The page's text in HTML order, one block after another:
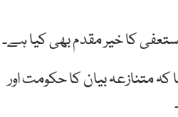
کا خیر مقدم بھی کیا ہے۔
متنازعہ بیان کا حکومت اور